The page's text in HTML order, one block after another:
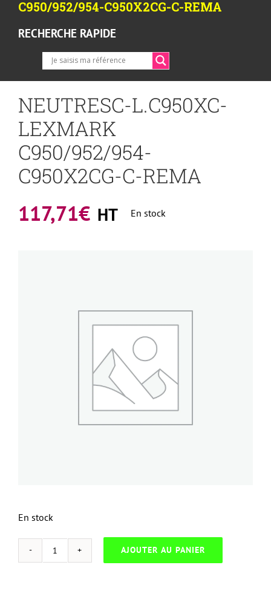
C950/952/954-C950X2CG-C-REMA
RECHERCHE RAPIDE
NEUTRESC-L.C950XC-
LEXMARK
C950/952/954-
C950X2CG-C-REMA
117,71€ HT En stock
En stock
quantité
AJOUTER AU PANIER